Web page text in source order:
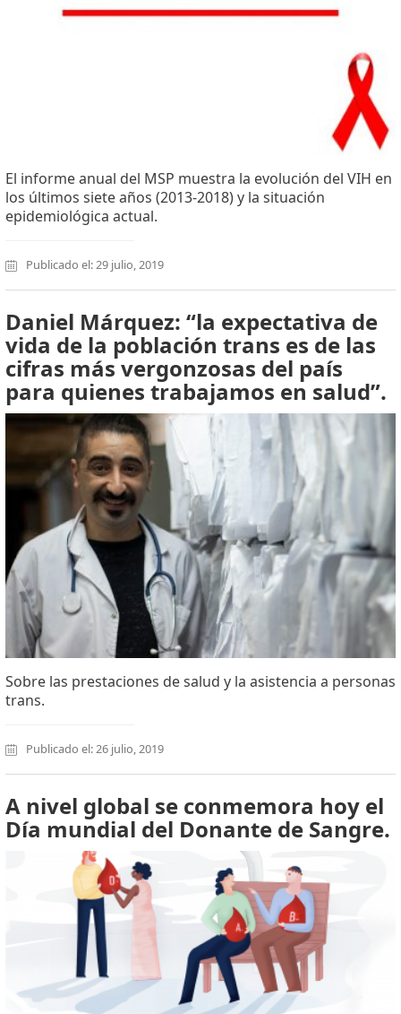
El informe anual del MSP muestra la evolución del VIH en
los últimos siete años (2013-2018) y la situación
epidemiológica actual.
Publicado el: 29 julio, 2019
Daniel Márquez: “la expectativa de
vida de la población trans es de las
cifras más vergonzosas del país
para quienes trabajamos en salud”.
Sobre las prestaciones de salud y la asistencia a personas
trans.
Publicado el: 26 julio, 2019
A nivel global se conmemora hoy el
Día mundial del Donante de Sangre.